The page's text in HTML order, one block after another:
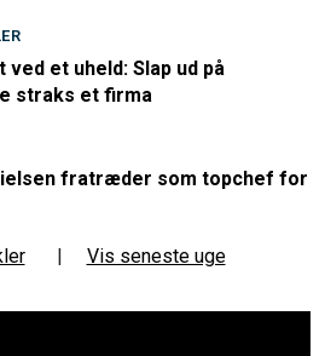
et uheld: Slap ud på
straks et firma
fratræder som topchef for
Vis seneste uge